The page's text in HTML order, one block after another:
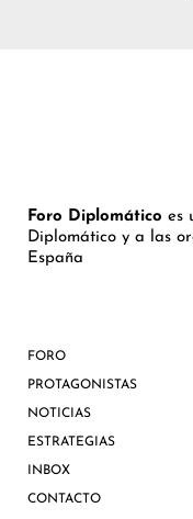
Foro Diplomático es
Diplomático y a las
España
FORO
PROTAGONISTAS
NOTICIAS
ESTRATEGIAS
INBOX
CONTACTO